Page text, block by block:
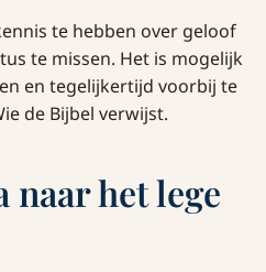
te hebben over geloof
te missen. Het is mogelijk
en tegelijkertijd voorbij te
de Bijbel verwijst.
naar het lege